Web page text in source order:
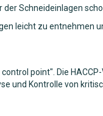
Schneideinlagen
leicht zu
point". Die
und Kontrolle von